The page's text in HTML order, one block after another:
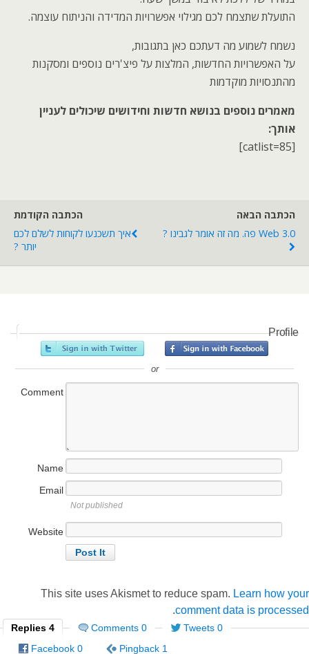
התועלת שתצמח לכם מגילוי אפשרויות המדידה והניתוח עוצמה.
נשמח לשמוע מה דעתכם כאן בתגובות,
על האפשרויות החדשות, המלצות על פיצ'רים נוספים ומסקנות
מהתנסויות מוקדמות
מאמרים נוספים בנושא חדשות וחידושים שיכולים לעניין
אותך:
[catlist=85]
הכתבה הקודמת
איך תשכנעו לקוחות לשלם לכם
יותר ?
הכתבה הבאה
Web 3.0 פה. מה זה אומר לגבינו ?
Profile
or
Comment
Name
Email
Not published
Website
This site uses Akismet to reduce spam. Learn how your
comment data is processed
.
4 Replies 0 Comments
0 Tweets
0 Facebook
1 Pingback